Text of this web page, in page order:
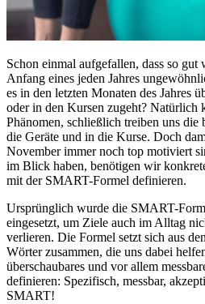
Schon einmal aufgefallen, dass so gut
Anfang eines jeden Jahres
es in den letzten Monaten des Jahres
oder in den Kursen zugeht? Natürlich
Phänomen, schließlich treiben uns die
die Geräte und in die Kurse. Doch
November immer noch top motiviert
im Blick haben, benötigen wir
mit der SMART-Formel definieren.
Ursprünglich wurde die SMART-
eingesetzt, um Ziele auch im Alltag
verlieren. Die Formel setzt sich aus
Wörter zusammen, die uns dabei
überschaubares und vor allem
definieren: Spezifisch, messbar,
SMART!